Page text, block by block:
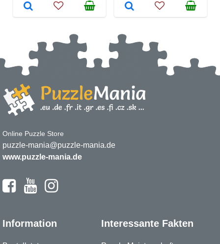
Online Puzzle Store
puzzle-mania@puzzle-mania.de
www.puzzle-mania.de
Information Interessante Fakten